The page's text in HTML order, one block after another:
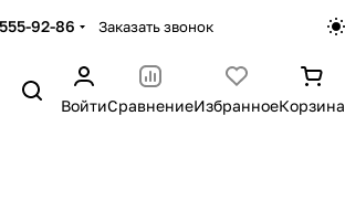
92-86 Заказать звонок
ВойтиСравнениеИзбранноеКорзина